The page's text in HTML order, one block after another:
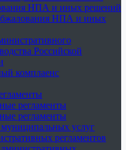
НПА и иных решений
НПА и иных
Российской
комплаенс
регламенты
регламенты
муниципальных услуг
регламентов